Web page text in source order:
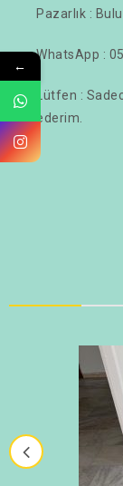
Pazarlık :
WhatsApp :
Lütfen :
ederim.
←